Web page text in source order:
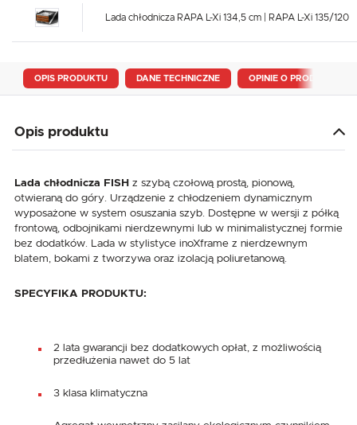
Lada chłodnicza RAPA L-Xi 134,5 cm | RAPA L-Xi 135/120
OPIS PRODUKTU DANE TECHNICZNE OPINIE O PRODUKCIE
Opis produktu
Lada chłodnicza FISH z szybą czołową prostą, pionową,
otwieraną do góry. Urządzenie z chłodzeniem dynamicznym
wyposażone w system osuszania szyb. Dostępne w wersji z półką
frontową, odbojnikami nierdzewnymi lub w minimalistycznej formie
bez dodatków. Lada w stylistyce inoXframe z nierdzewnym
blatem, bokami z tworzywa oraz izolacją poliuretanową.
SPECYFIKA PRODUKTU:
2 lata gwarancji bez dodatkowych opłat, z możliwością
przedłużenia nawet do 5 lat
3 klasa klimatyczna